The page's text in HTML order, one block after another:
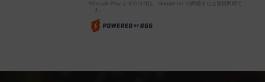
※Google Play とそのロゴは、Google Inc.の商標または登録商標で
す。